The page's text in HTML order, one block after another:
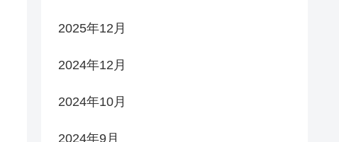
2025年12月
2024年12月
2024年10月
2024年9月